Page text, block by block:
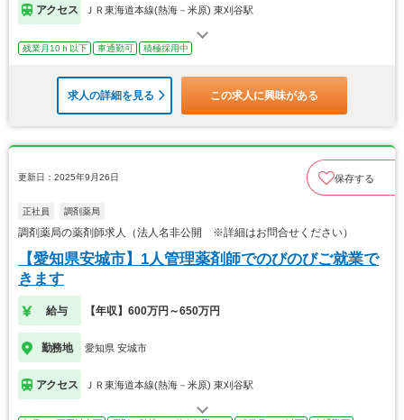
アクセス ＪＲ東海道本線(熱海－米原) 東刈谷駅
残業月10ｈ以下 車通勤可 積極採用中
求人の詳細を見る この求人に興味がある
更新日：2025年9月26日 保存する
正社員 調剤薬局
調剤薬局の薬剤師求人（法人名非公開 ※詳細はお問合せください）
【愛知県安城市】1人管理薬剤師でのびのびご就業で
きます
給与 【年収】600万円～650万円
勤務地 愛知県 安城市
アクセス ＪＲ東海道本線(熱海－米原) 東刈谷駅